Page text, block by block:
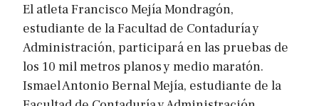
El atleta Francisco Mejía Mondragón,
estudiante de la Facultad de Contaduría y
Administración, participará en las pruebas de
los 10 mil metros planos y medio maratón.
Ismael Antonio Bernal Mejía, estudiante de la